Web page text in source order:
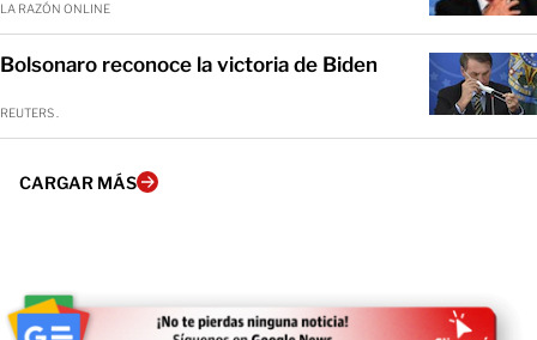
LA RAZÓN ONLINE
Bolsonaro reconoce la victoria de Biden
REUTERS .
CARGAR MÁS